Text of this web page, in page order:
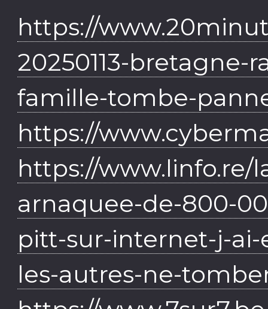
https://
20250113-
famille-tombe-
https://
https://www.linfo.re/
arnaquee-de-800-
pitt-sur-internet-j-
les-autres-ne-